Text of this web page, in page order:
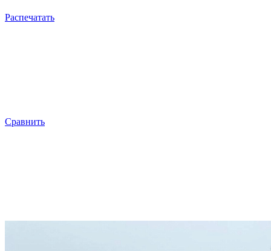
Распечатать
Сравнить